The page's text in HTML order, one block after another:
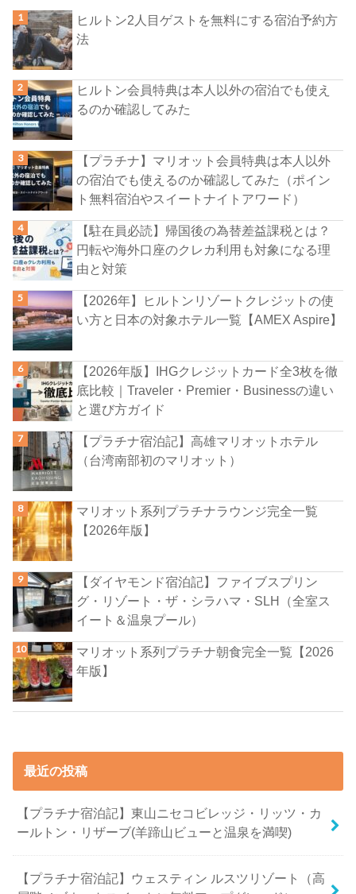
ヒルトン2人目ゲストを無料にする宿泊予約方
法
ヒルトン会員特典は本人以外の宿泊でも使え
るのか確認してみた
【プラチナ】マリオット会員特典は本人以外
の宿泊でも使えるのか確認してみた（ポイン
ト無料宿泊やスイートナイトアワード）
【駐在員必読】帰国後の為替差益課税とは？
円転や海外口座のクレカ利用も対象になる理
由と対策
【2026年】ヒルトンリゾートクレジットの使
い方と日本の対象ホテル一覧【AMEX Aspire】
【2026年版】IHGクレジットカード全3枚を徹
底比較｜Traveler・Premier・Businessの違い
と選び方ガイド
【プラチナ宿泊記】高雄マリオットホテル
（台湾南部初のマリオット）
マリオット系列プラチナラウンジ完全一覧
【2026年版】
【ダイヤモンド宿泊記】ファイブスプリン
グ・リゾート・ザ・シラハマ・SLH（全室ス
イート＆温泉プール）
マリオット系列プラチナ朝食完全一覧【2026
年版】
最近の投稿
【プラチナ宿泊記】東山ニセコビレッジ・リッツ・カ
ールトン・リザーブ(羊蹄山ビューと温泉を満喫)
【プラチナ宿泊記】ウェスティン ルスツリゾート（高